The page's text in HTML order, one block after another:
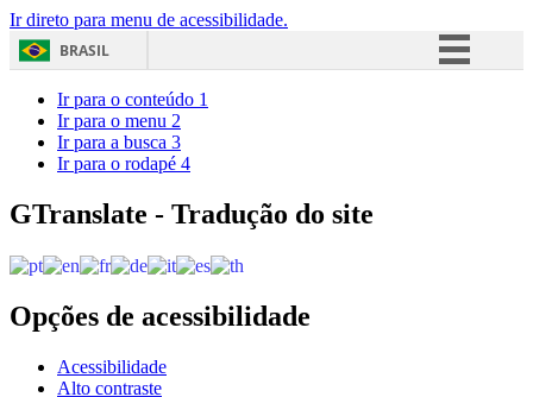
Ir direto para menu de acessibilidade.
BRASIL
Acesso à informação
Ir para o conteúdo 1
Ir para o menu 2
Ir para a busca 3
Ir para o rodapé 4
GTranslate - Tradução do site
Opções de acessibilidade
Acessibilidade
Alto contraste